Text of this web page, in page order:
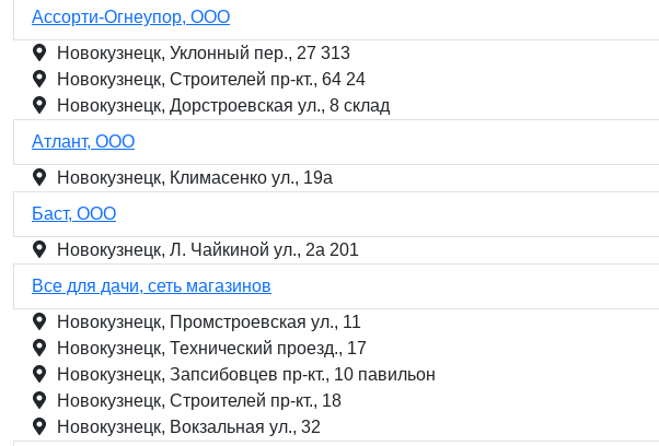
Ассорти-Огнеупор, ООО
Новокузнецк, Уклонный пер., 27 313
Новокузнецк, Строителей пр-кт., 64 24
Новокузнецк, Дорстроевская ул., 8 склад
Атлант, ООО
Новокузнецк, Климасенко ул., 19а
Баст, ООО
Новокузнецк, Л. Чайкиной ул., 2а 201
Все для дачи, сеть магазинов
Новокузнецк, Промстроевская ул., 11
Новокузнецк, Технический проезд., 17
Новокузнецк, Запсибовцев пр-кт., 10 павильон
Новокузнецк, Строителей пр-кт., 18
Новокузнецк, Вокзальная ул., 32